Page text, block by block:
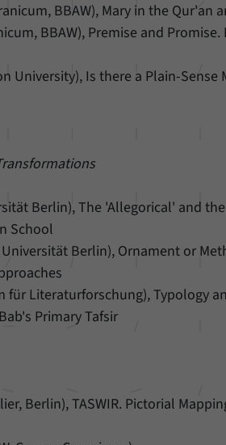
BBAW), Mary in the Qur'an
BBAW), Premise and
University), Is there a Plain-Sense
Berlin), The 'Allegorical' and
School
Universität Berlin), Ornament or
für Literaturforschung), Typology
Primary Tafsir
Berlin), TASWIR. Pictorial